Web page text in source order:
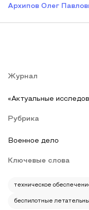
Архипов Олег
Журнал
«Актуальные
Рубрика
Военное дело
Ключевые слова
техническое
беспилотные